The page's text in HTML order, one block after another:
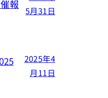
報
5月31日
2025年4
月11日